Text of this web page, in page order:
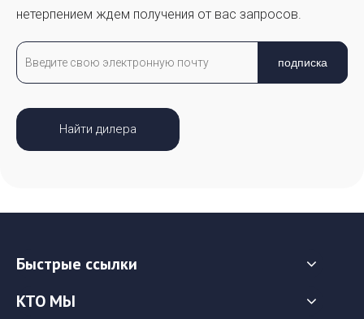
нетерпением ждем получения от вас запросов.
подписка
Найти дилера
Быстрые ссылки
КТО МЫ